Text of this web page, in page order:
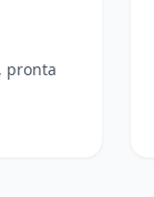
pronta